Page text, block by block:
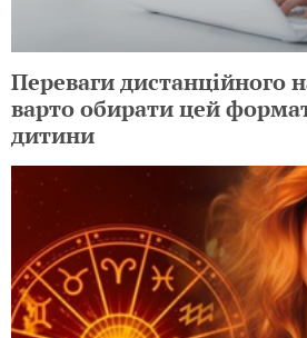
Переваги дистанційного
варто обирати цей
дитини